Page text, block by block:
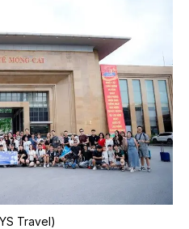
Travel)